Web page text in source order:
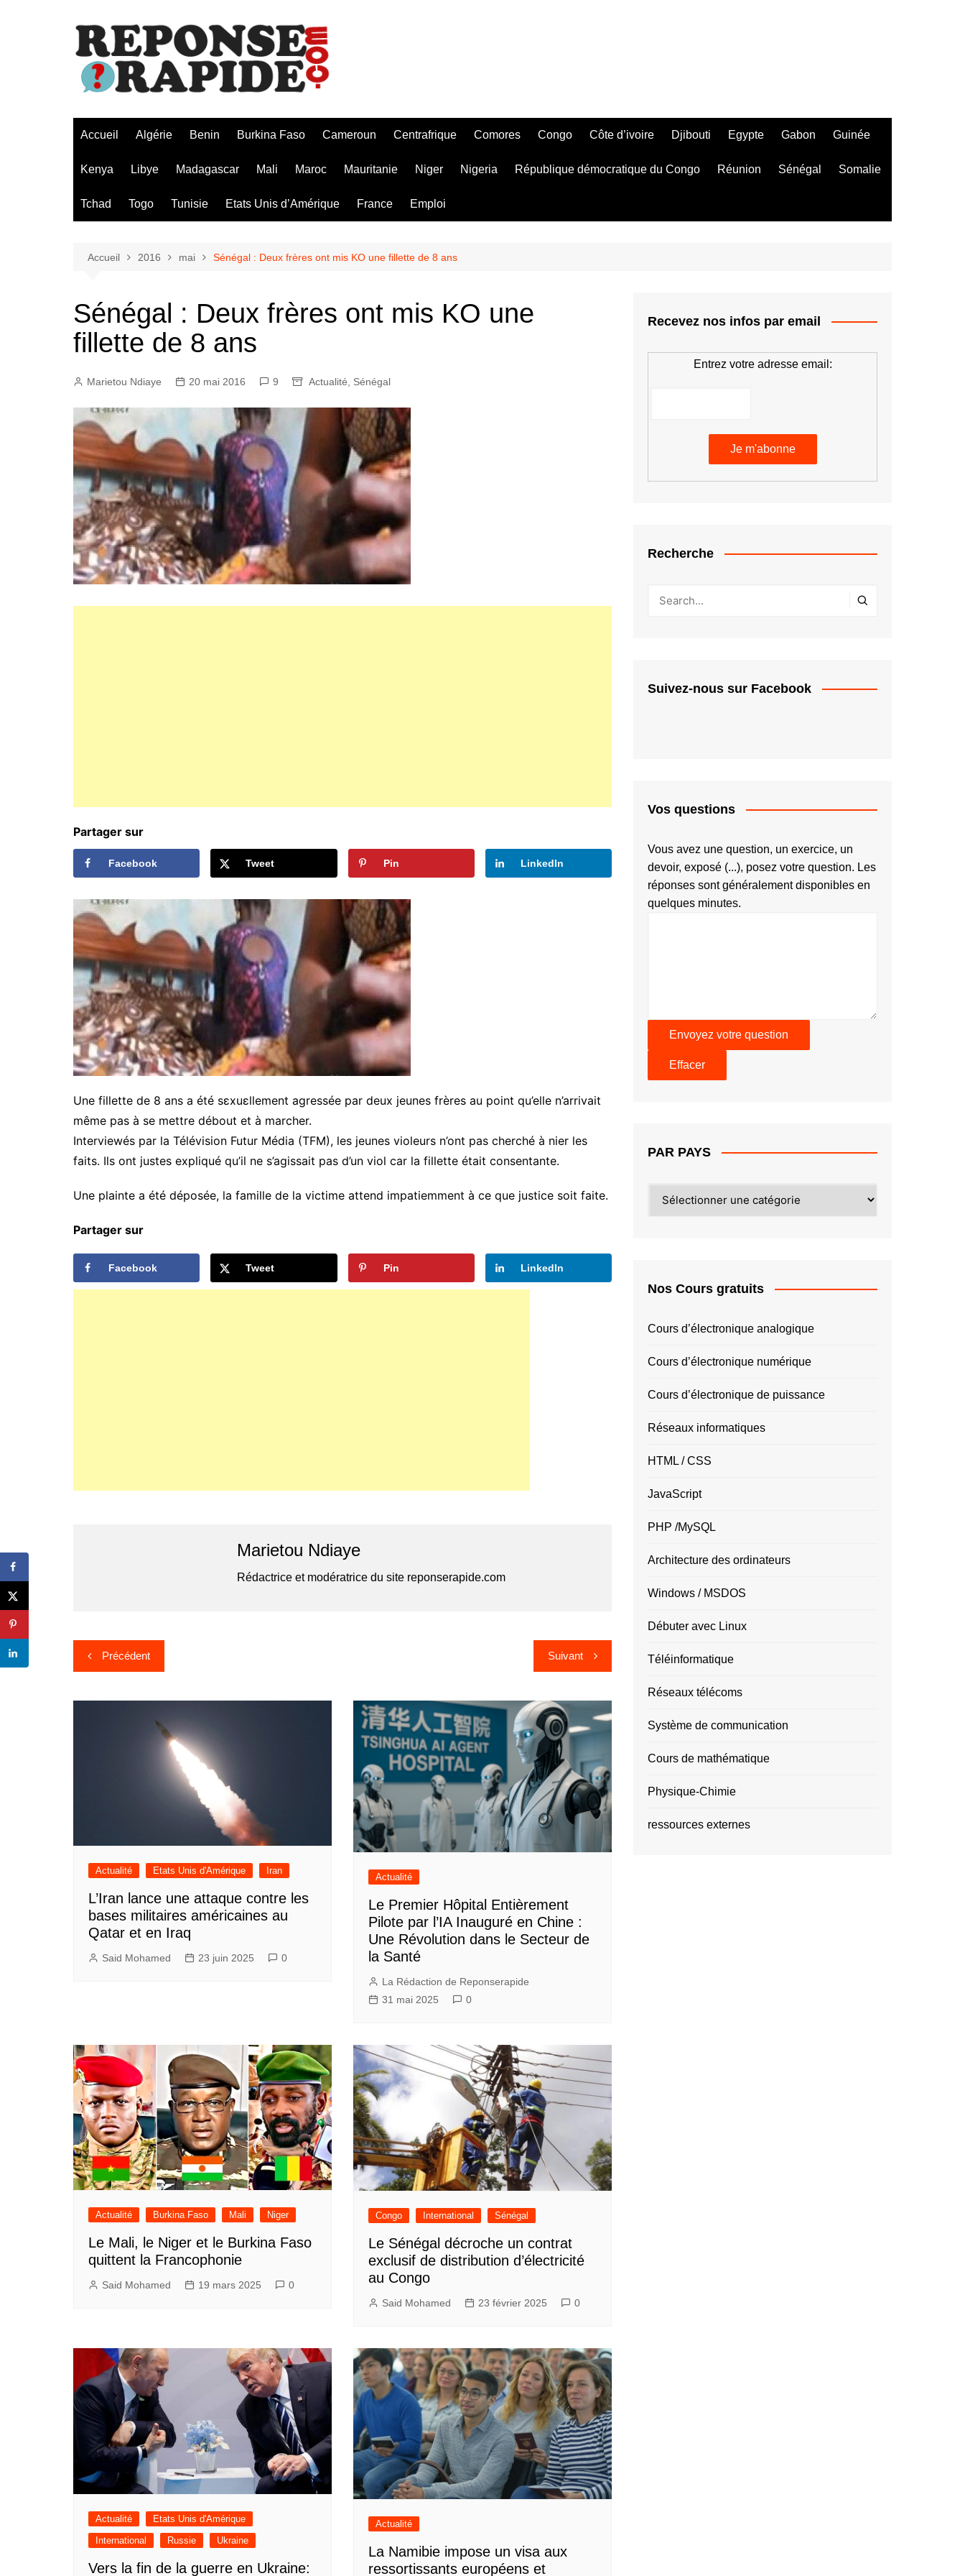
Accueil Algérie Benin Burkina Faso Cameroun Centrafrique Comores Congo Côte d’ivoire Djibouti Egypte Gabon Guinée
Kenya Libye Madagascar Mali Maroc Mauritanie Niger Nigeria République démocratique du Congo Réunion Sénégal Somalie
Tchad Togo Tunisie Etats Unis d’Amérique France Emploi
Accueil 2016 mai Sénégal : Deux frères ont mis KO une fillette de 8 ans
Sénégal : Deux frères ont mis KO une
fillette de 8 ans
Marietou Ndiaye 20 mai 2016 9 Actualité Sénégal
Partager sur
Facebook Tweet Pin LinkedIn
Une fillette de 8 ans a été sεxuεllement agressée par deux jeunes frères au point qu’elle n’arrivait
même pas à se mettre débout et à marcher.
Interviewés par la Télévision Futur Média (TFM), les jeunes violeurs n’ont pas cherché à nier les
faits. Ils ont justes expliqué qu’il ne s’agissait pas d’un viol car la fillette était consentante.
Une plainte a été déposée, la famille de la victime attend impatiemment à ce que justice soit faite.
Partager sur
Facebook Tweet Pin LinkedIn
Marietou Ndiaye
Rédactrice et modératrice du site reponserapide.com
Navigation
de
l’article
Précédent Suivant
Actualité Etats Unis d'Amérique Iran
L’Iran lance une attaque contre les
bases militaires américaines au
Qatar et en Iraq
Said Mohamed 23 juin 2025 0
Actualité
Le Premier Hôpital Entièrement
Pilote par l’IA Inauguré en Chine :
Une Révolution dans le Secteur de
la Santé
La Rédaction de Reponserapide
31 mai 2025
0
Actualité Burkina Faso Mali Niger
Le Mali, le Niger et le Burkina Faso
quittent la Francophonie
Said Mohamed 19 mars 2025 0
Congo International Sénégal
Le Sénégal décroche un contrat
exclusif de distribution d’électricité
au Congo
Said Mohamed 23 février 2025 0
Actualité
Etats Unis d'Amérique
International
Russie Ukraine
Vers la fin de la guerre en Ukraine:
Actualité
La Namibie impose un visa aux
ressortissants européens et
Recevez nos infos par email
Entrez votre adresse email:
Recherche
Suivez-nous sur Facebook
Vos questions
Vous avez une question, un exercice, un
devoir, exposé (...), posez votre question. Les
réponses sont généralement disponibles en
quelques minutes.
PAR PAYS
PAYS
Nos Cours gratuits
Cours d’électronique analogique
Cours d’électronique numérique
Cours d’électronique de puissance
Réseaux informatiques
HTML / CSS
JavaScript
PHP /MySQL
Architecture des ordinateurs
Windows / MSDOS
Débuter avec Linux
Téléinformatique
Réseaux télécoms
Système de communication
Cours de mathématique
Physique-Chimie
ressources externes